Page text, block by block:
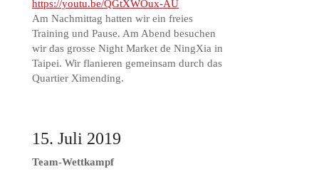
https://youtu.be/QGtXWOux-AU
Am Nachmittag hatten wir ein freies
Training und Pause. Am Abend besuchen
wir das grosse Night Market de NingXia in
Taipei. Wir flanieren gemeinsam durch das
Quartier Ximending.
15. Juli 2019
Team-Wettkampf